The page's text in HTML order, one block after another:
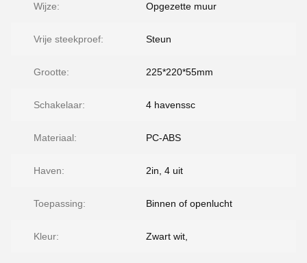
Wijze: Opgezette muur
Vrije steekproef: Steun
Grootte: 225*220*55mm
Schakelaar: 4 havenssc
Materiaal: PC-ABS
Haven: 2in, 4 uit
Toepassing: Binnen of openlucht
Kleur: Zwart wit,